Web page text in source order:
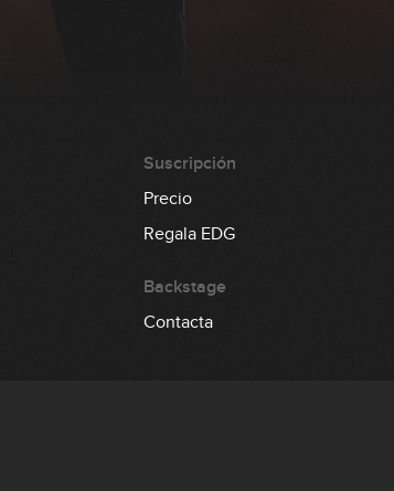
Suscripción
Precio
Regala EDG
Backstage
Contacta